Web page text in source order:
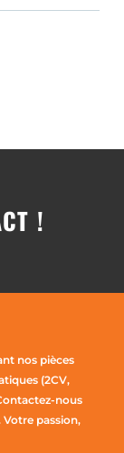
!
nos pièces
(2CV,
nous
Votre passion,